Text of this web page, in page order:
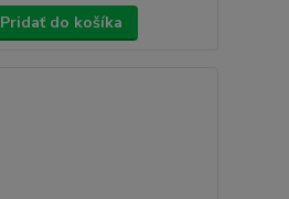
Pridať do košíka